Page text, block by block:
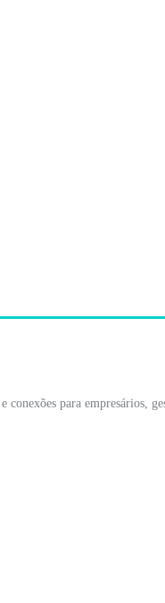
para empresários,